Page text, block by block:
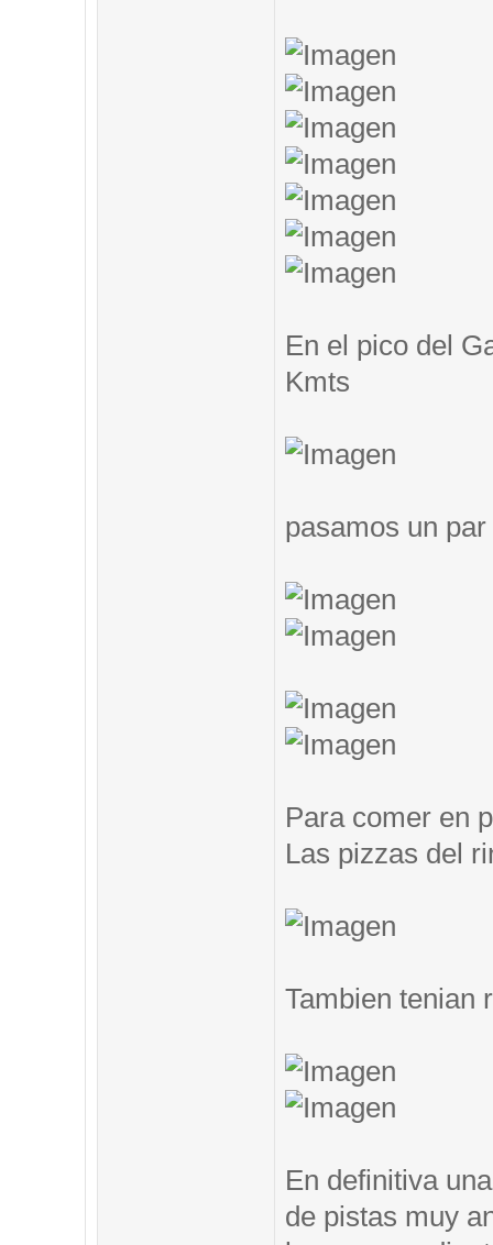
En el pico del
Kmts
pasamos un
Para comer en
Las pizzas del
Tambien tenian
En definitiva
de pistas muy